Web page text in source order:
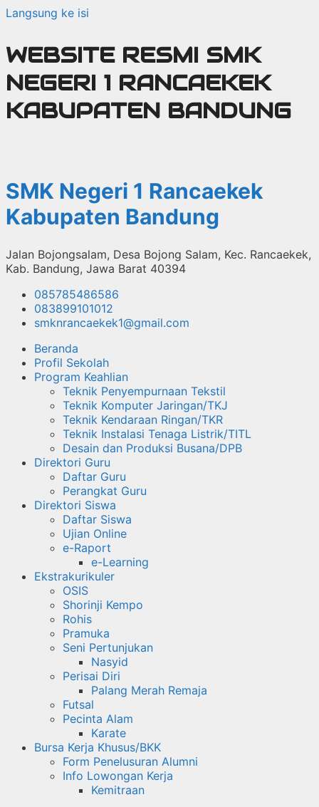
Langsung ke isi
WEBSITE RESMI SMK
NEGERI 1 RANCAEKEK
KABUPATEN BANDUNG
SMK Negeri 1 Rancaekek
Kabupaten Bandung
Jalan Bojongsalam, Desa Bojong Salam, Kec. Rancaekek,
Kab. Bandung, Jawa Barat 40394
085785486586
083899101012
smknrancaekek1@gmail.com
Beranda
Profil Sekolah
Program Keahlian
Teknik Penyempurnaan Tekstil
Teknik Komputer Jaringan/TKJ
Teknik Kendaraan Ringan/TKR
Teknik Instalasi Tenaga Listrik/TITL
Desain dan Produksi Busana/DPB
Direktori Guru
Daftar Guru
Perangkat Guru
Direktori Siswa
Daftar Siswa
Ujian Online
e-Raport
e-Learning
Ekstrakurikuler
OSIS
Shorinji Kempo
Rohis
Pramuka
Seni Pertunjukan
Nasyid
Perisai Diri
Palang Merah Remaja
Futsal
Pecinta Alam
Karate
Bursa Kerja Khusus/BKK
Form Penelusuran Alumni
Info Lowongan Kerja
Kemitraan